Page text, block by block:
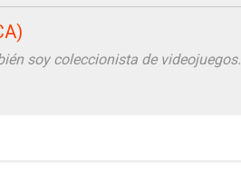
soy coleccionista de videojuegos.